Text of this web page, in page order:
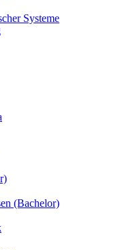
Systeme
(Bachelor)